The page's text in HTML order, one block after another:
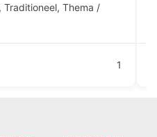
Traditioneel, Thema /
1